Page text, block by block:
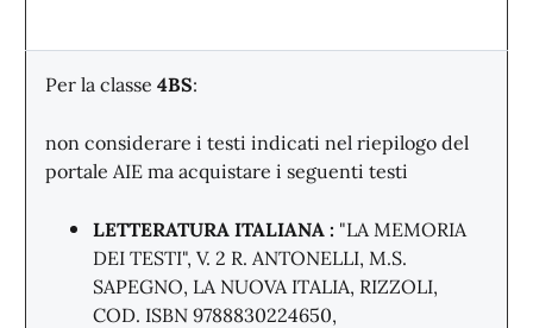
Per la classe 4BS:
non considerare i testi indicati nel riepilogo del
portale AIE ma acquistare i seguenti testi
LETTERATURA ITALIANA : "LA MEMORIA
DEI TESTI", V. 2 R. ANTONELLI, M.S.
SAPEGNO, LA NUOVA ITALIA, RIZZOLI,
COD. ISBN 9788830224650,